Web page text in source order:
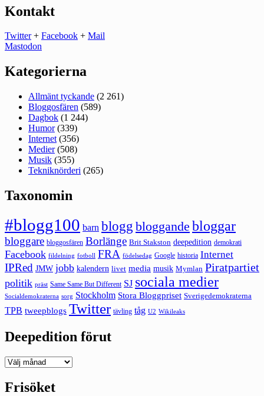
Kontakt
Twitter+ Facebook + Mail
Mastodon
Kategorierna
Allmänt tyckande (2 261)
Bloggosfären (589)
Dagbok (1 244)
Humor(339)
Internet (356)
Medier(508)
Musik (355)
Tekniknörderi (265)
Taxonomin
#blogg100 barn blogg bloggande bloggar
bloggare bloggosfären Borlänge Brit Stakston deepedition demokrati
Facebook fildelning fotboll FRA födelsedag Google historia Internet
IPRed JMW jobb kalendern livet media musik Mymlan Piratpartiet
politik präst Same Same But Different SJ sociala medier
Socialdemokraterna sorg Stockholm Stora Bloggpriset Sverigedemokraterna
TPB tweepblogs Twitter tävling tåg U2 Wikileaks
Deepedition förut
Deepedition
Frisöket